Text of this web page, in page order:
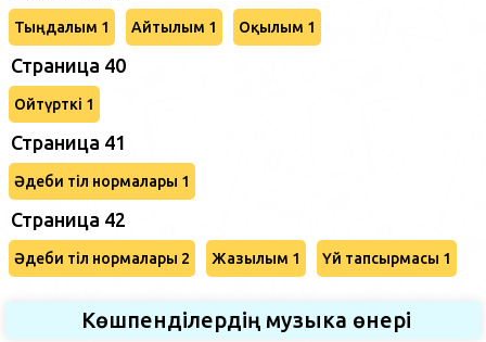
Тыңдалым 1 Айтылым 1 Оқылым 1
Страница 40
Ойтүрткі 1
Страница 41
Әдеби тіл нормалары 1
Страница 42
Әдеби тіл нормалары 2 Жазылым 1 Үй тапсырмасы 1
Көшпенділердің музыка өнері